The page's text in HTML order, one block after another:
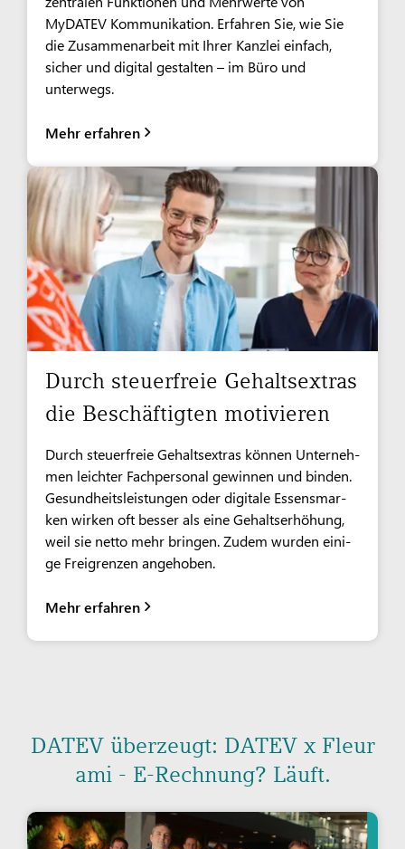
MyDATEV Kommunikation. Erfahren Sie, wie Sie
die Zusammenarbeit mit Ihrer Kanzlei einfach,
sicher und digital gestalten – im Büro und
unterwegs.
Mehr erfahren
Durch steuerfreie Gehaltsextras
die Beschäftigten motivieren
Durch steuer­freie Ge­halts­ex­tras kön­nen Un­ter­neh­
men leich­ter Fach­per­so­nal ge­win­nen und bin­den.
Ge­sund­heits­leis­tun­gen oder di­gi­ta­le Es­sens­mar­
ken wir­ken oft bes­ser als ei­ne Ge­halts­er­hö­hung,
weil sie net­to mehr brin­gen. Zu­dem wur­den ei­ni­
ge Frei­gren­zen angehoben.
Mehr erfahren
DATEV überzeugt: DATEV x Fleur
ami - E-Rechnung? Läuft.